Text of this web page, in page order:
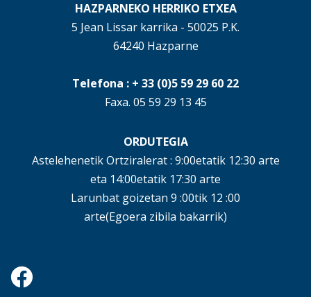
HAZPARNEKO HERRIKO ETXEA
5 Jean Lissar karrika - 50025 P.K.
64240 Hazparne
Telefona : + 33 (0)5 59 29 60 22
Faxa. 05 59 29 13 45
ORDUTEGIA
Astelehenetik Ortziralerat : 9:00etatik 12:30 arte
eta 14:00etatik 17:30 arte
Larunbat goizetan 9 :00tik 12 :00
arte(Egoera zibila bakarrik)